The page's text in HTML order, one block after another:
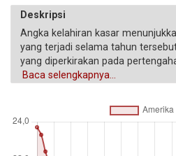
Deskripsi
Angka kelahiran kasar
yang terjadi selama tahun
yang diperkirakan pada
mengurangi angka kematian
dengan angka perubahan
Satuan pengukuran
Angka absolut
Baca selengkapnya...